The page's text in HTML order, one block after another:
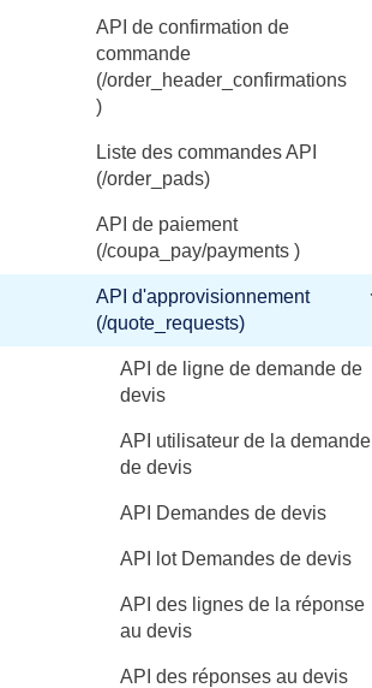
API de confirmation de
commande
(/order_header_confirmations
)
Liste des commandes API
(/order_pads)
API de paiement
(/coupa_pay/payments )
API d'approvisionnement
(/quote_requests)
API de ligne de demande de
devis
API utilisateur de la demande
de devis
API Demandes de devis
API lot Demandes de devis
API des lignes de la réponse
au devis
API des réponses au devis